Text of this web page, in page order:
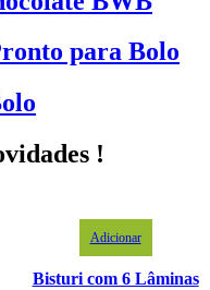
para Bolo
!
Adicionar
Bisturi com 6 Lâminas